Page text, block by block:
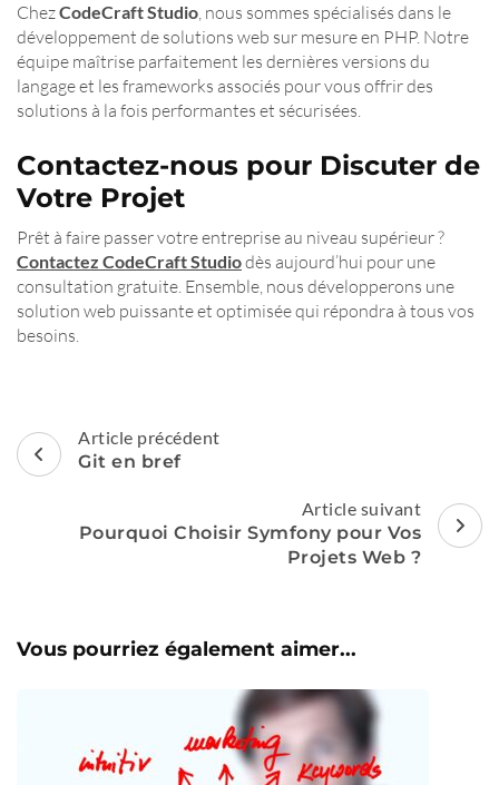
ChezCodeCraft Studio, nous sommes spécialisés dans le
développement de solutions web sur mesure en PHP. Notre
équipe maîtrise parfaitement les dernières versions du
langage et les frameworks associés pour vous offrir des
solutions à la fois performantes et sécurisées.
Contactez-nous pour Discuter de
Votre Projet
Prêt à faire passer votre entreprise au niveau supérieur ?
Contactez CodeCraft Studiodès aujourd’hui pour une
consultation gratuite. Ensemble, nous développerons une
solution web puissante et optimisée qui répondra à tous vos
besoins.
Navigation
d'article
Article précédent
Git en bref
Article suivant
Pourquoi Choisir Symfony pour Vos
Projets Web ?
Vous pourriez également aimer...